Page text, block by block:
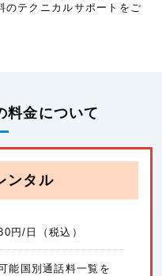
のテクニカルサポートをご
料金について
ンタル
円/日（税込）
能国別通話料一覧を